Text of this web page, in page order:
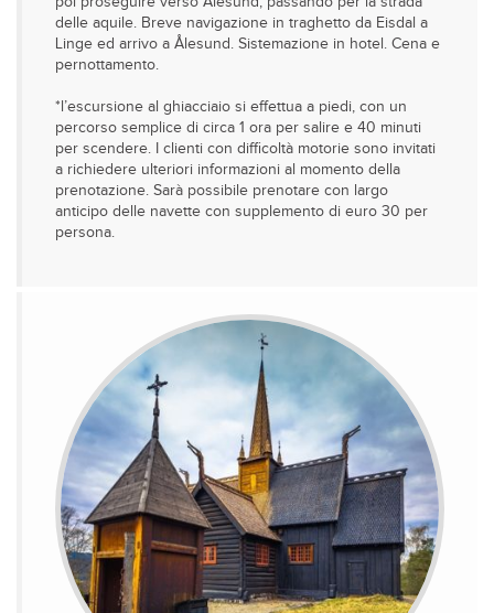
delle aquile. Breve navigazione in traghetto da Eisdal a
Linge ed arrivo a Ålesund. Sistemazione in hotel. Cena e
pernottamento.
*l’escursione al ghiacciaio si effettua a piedi, con un
percorso semplice di circa 1 ora per salire e 40 minuti
per scendere. I clienti con difficoltà motorie sono invitati
a richiedere ulteriori informazioni al momento della
prenotazione. Sarà possibile prenotare con largo
anticipo delle navette con supplemento di euro 30 per
persona.